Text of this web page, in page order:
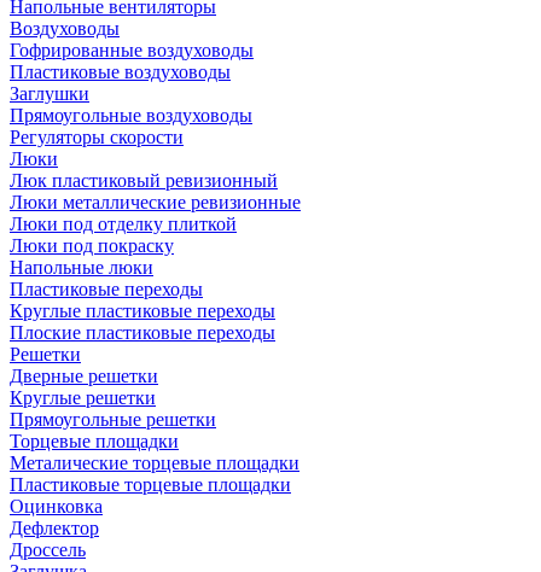
Напольные вентиляторы
Воздуховоды
Гофрированные воздуховоды
Пластиковые воздуховоды
Заглушки
Прямоугольные воздуховоды
Регуляторы скорости
Люки
Люк пластиковый ревизионный
Люки металлические ревизионные
Люки под отделку плиткой
Люки под покраску
Напольные люки
Пластиковые переходы
Круглые пластиковые переходы
Плоские пластиковые переходы
Решетки
Дверные решетки
Круглые решетки
Прямоугольные решетки
Торцевые площадки
Металические торцевые площадки
Пластиковые торцевые площадки
Оцинковка
Дефлектор
Дроссель